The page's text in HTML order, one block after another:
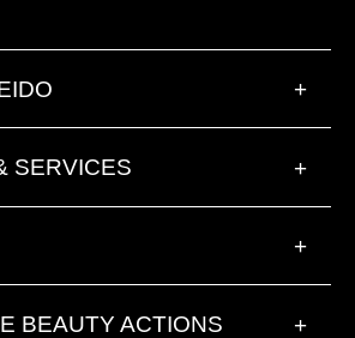
+
SERVICES +
+
BEAUTY ACTIONS +